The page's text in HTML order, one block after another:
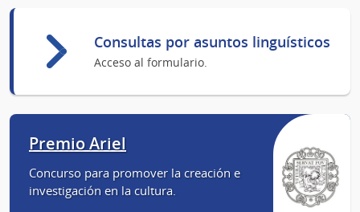
Consultas por asuntos linguísticos
Acceso al formulario.
Premio Ariel
Concurso para promover la creación e
investigación en la cultura.